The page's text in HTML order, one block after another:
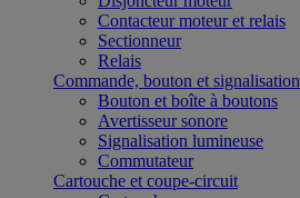
Contacteur moteur et relais
Sectionneur
Relais
Commande, bouton et signalisation
Bouton et boîte à boutons
Avertisseur sonore
Signalisation lumineuse
Commutateur
Cartouche et coupe-circuit